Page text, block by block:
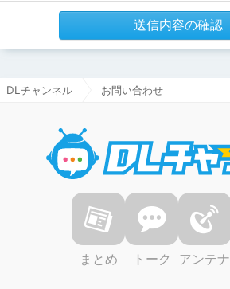
送信内容の確認
DLチャンネル お問い合わせ
まとめ トーク アンテナ